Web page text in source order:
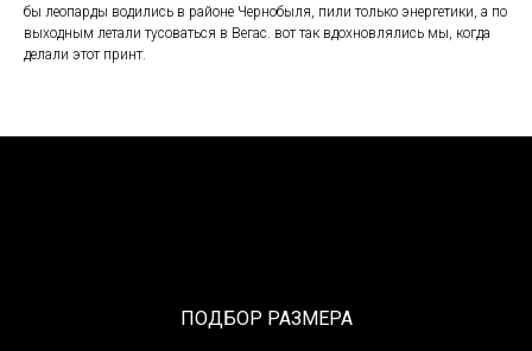
бы леопарды водились в районе Чернобыля, пили только энергетики, а по
выходным летали тусоваться в Вегас. вот так вдохновлялись мы, когда
делали этот принт.
ПОДБОР РАЗМЕРА